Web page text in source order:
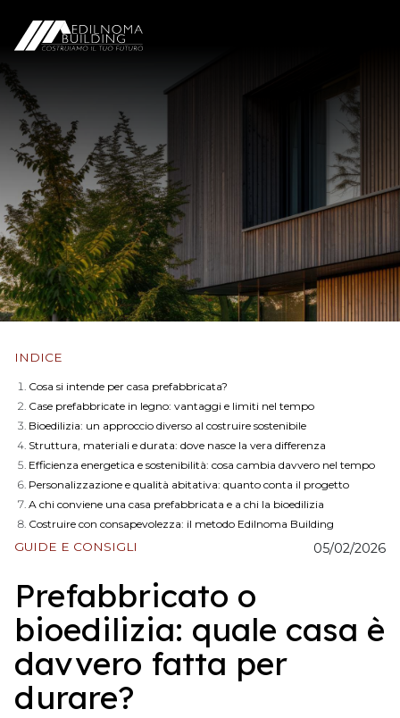
INDICE
Cosa si intende per casa prefabbricata?
Case prefabbricate in legno: vantaggi e limiti nel tempo
Bioedilizia: un approccio diverso al costruire sostenibile
Struttura, materiali e durata: dove nasce la vera differenza
Efficienza energetica e sostenibilità: cosa cambia davvero nel tempo
Personalizzazione e qualità abitativa: quanto conta il progetto
A chi conviene una casa prefabbricata e a chi la bioedilizia
Costruire con consapevolezza: il metodo Edilnoma Building
GUIDE E CONSIGLI 05/02/2026
Prefabbricato o
bioedilizia: quale casa è
davvero fatta per
durare?